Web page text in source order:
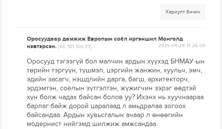
Хариулт бичих
Оросуудаар дамжиж Европын соёл иргэншил Монголд
нэвтэрсэн.[66.181.160.37] 2025-04-28 11:26:00
Оросууд тэгээгүй бол малчин ардын хүүхэд БНМАУ-ын
төрийн тэргүүн, түшмэл, цэргийн жанжин, хуульч, эмч,
эдийн засагч, нэшдлийн дарга, багш, архитекторч,
эрдэмтэн, соёлын зүтгэлтэн, жүжигчин зэрэг өөдтэй
хүн болж чадах байсан болов уу? Ихэнх нь хуучнаараа
барлаг байж дорой царалаад л амьдралаа зогоох
байсандаа. Ардын хувьсгалын ачаар л өнөөгийн
модернист нийгэмд шилжиж амжсандаа.